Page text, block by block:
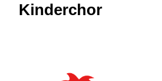
Kinderchor